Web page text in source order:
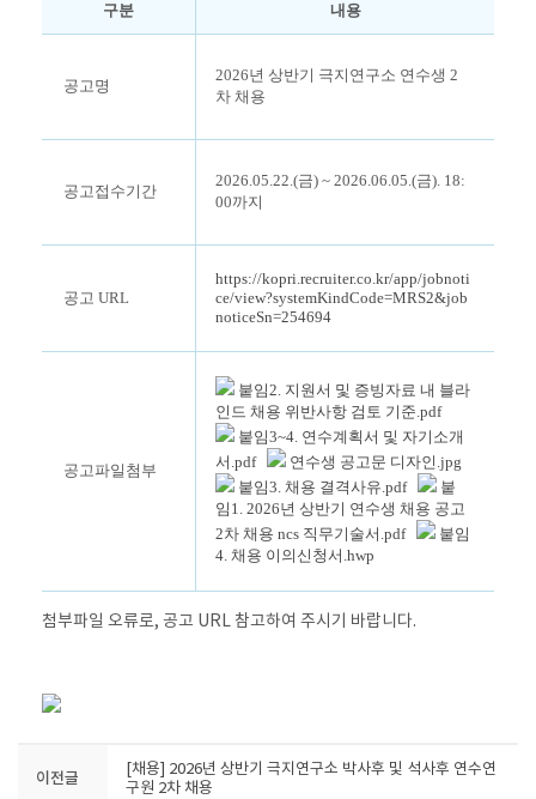
구분 내용
공고명
2026년 상반기 극지연구소 연수생 2
차 채용
공고접수기간
2026.05.22.(금) ~ 2026.06.05.(금). 18:
00까지
공고 URL
https://kopri.recruiter.co.kr/app/jobnoti
ce/view?systemKindCode=MRS2&job
noticeSn=254694
공고파일첨부
붙임2. 지원서 및 증빙자료 내 블라
인드 채용 위반사항 검토 기준.pdf
붙임3~4. 연수계획서 및 자기소개
서.pdf
연수생 공고문 디자인.jpg
붙임3. 채용 결격사유.pdf
붙
임1. 2026년 상반기 연수생 채용 공고
2차 채용 ncs 직무기술서.pdf
붙임
4. 채용 이의신청서.hwp
첨부파일 오류로, 공고 URL 참고하여 주시기 바랍니다.
이전글
[채용] 2026년 상반기 극지연구소 박사후 및 석사후 연수연
구원 2차 채용